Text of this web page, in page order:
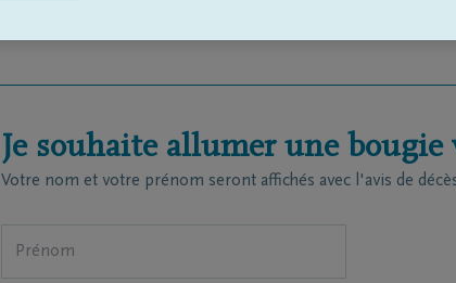
Je souhaite allumer une
Votre nom et votre prénom seront affichés avec l'avis de